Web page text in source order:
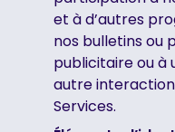
et à d’autres
nos bulletins ou
publicitaire ou à
autre
Services.